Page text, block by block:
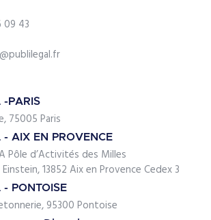
09 43
-PARIS
75005 Paris
- AIX EN PROVENCE
Pôle d’Activités des Milles
13852 Aix en Provence Cedex 3
- PONTOISE
95300 Pontoise